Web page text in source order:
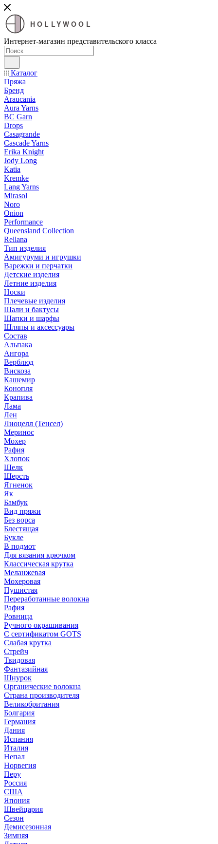
HOLLYWOOL
Интернет-магазин представительского класса
Каталог
Пряжа
Бренд
Araucania
Aura Yarns
BC Garn
Drops
Casagrande
Cascade Yarns
Erika Knight
Jody Long
Katia
Kremke
Lang Yarns
Mirasol
Noro
Onion
Performance
Queensland Collection
Rellana
Тип изделия
Амигуруми и игрушки
Варежки и перчатки
Детские изделия
Летние изделия
Носки
Плечевые изделия
Шали и бактусы
Шапки и шарфы
Шляпы и аксессуары
Состав
Альпака
Ангора
Верблюд
Вискоза
Кашемир
Конопля
Крапива
Лама
Лен
Лиоцелл (Тенсел)
Меринос
Мохер
Рафия
Хлопок
Шелк
Шерсть
Ягненок
Як
Бамбук
Вид пряжи
Без ворса
Блестящая
Букле
В подмот
Для вязания крючком
Классическая крутка
Меланжевая
Мохеровая
Пушистая
Переработанные волокна
Рафия
Ровница
Ручного окрашивания
С сертификатом GOTS
Слабая крутка
Стрейч
Твидовая
Фантазийная
Шнурок
Органические волокна
Страна производителя
Великобритания
Болгария
Германия
Дания
Испания
Италия
Непал
Норвегия
Перу
Россия
США
Япония
Швейцария
Сезон
Демисезонная
Зимняя